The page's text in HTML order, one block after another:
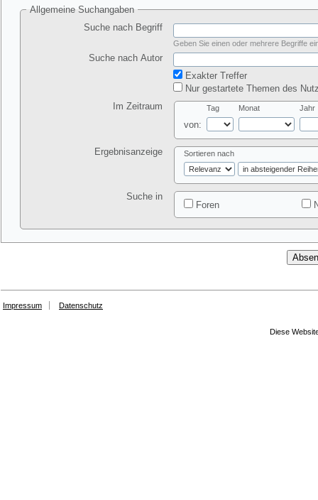
Allgemeine Suchangaben
Suche nach Begriff
Geben Sie einen oder mehrere Begriffe
Suche nach Autor
Exakter Treffer
Nur gestartete Themen des
Im Zeitraum
von:
Tag Monat Jahr
Ergebnisanzeige Sortieren nach
Suche in
Foren
Impressum Datenschutz
Diese